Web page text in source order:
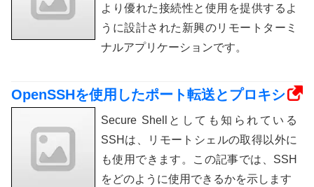
より優れた接続性と使用を提供するよ
うに設計された新興のリモートターミ
ナルアプリケーションです。
OpenSSHを使用したポート転送とプロキシ
Secure Shellとしても知られている
SSHは、リモートシェルの取得以外に
も使用できます。この記事では、SSH
をどのように使用できるかを示します